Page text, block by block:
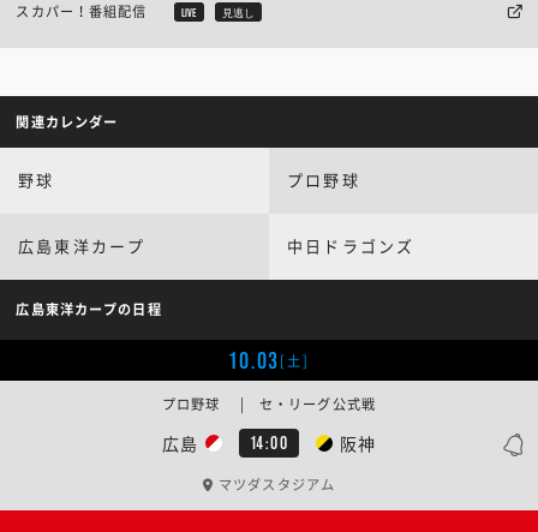
スカパー！番組配信 LIVE 見逃し
関連カレンダー
野球 プロ野球
広島東洋カープ 中日ドラゴンズ
広島東洋カープの日程
10.03[土]
広島 14:00 阪神
プロ野球 | セ・リーグ公式戦
マツダスタジアム